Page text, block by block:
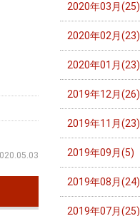
2020年03月(25)
2020年02月(23)
2020年01月(23)
2019年12月(26)
2019年11月(23)
2019年09月(5)
2019年08月(24)
2019年07月(25)